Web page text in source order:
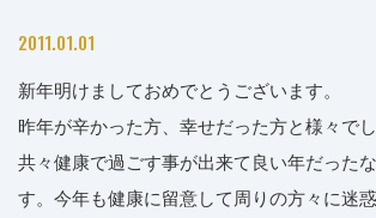
2011.01.01
新年明けましておめでとうございます。
昨年が辛かった方、幸せだった方と様々で
共々健康で過ごす事が出来て良い年だった
す。今年も健康に留意して周りの方々に迷